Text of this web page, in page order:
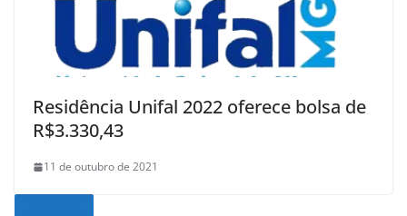
Residência Unifal 2022 oferece bolsa de
R$3.330,43
11 de outubro de 2021